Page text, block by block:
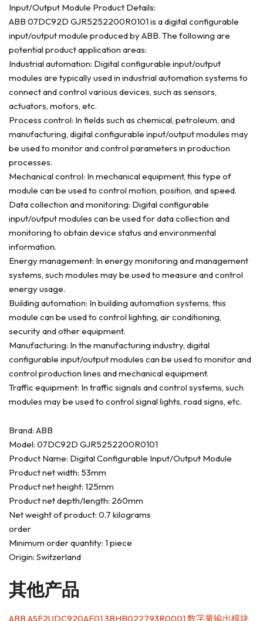
Input/Output Module Product Details:
ABB 07DC92D GJR5252200R0101 is a digital configurable
input/output module produced by ABB. The following are
potential product application areas:
Industrial automation: Digital configurable input/output
modules are typically used in industrial automation systems to
connect and control various devices, such as sensors,
actuators, motors, etc.
Process control: In fields such as chemical, petroleum, and
manufacturing, digital configurable input/output modules may
be used to monitor and control parameters in production
processes.
Mechanical control: In mechanical equipment, this type of
module can be used to control motion, position, and speed.
Data collection and monitoring: Digital configurable
input/output modules can be used for data collection and
monitoring to obtain device status and environmental
information.
Energy management: In energy monitoring and management
systems, such modules may be used to measure and control
energy usage.
Building automation: In building automation systems, this
module can be used to control lighting, air conditioning,
security and other equipment.
Manufacturing: In the manufacturing industry, digital
configurable input/output modules can be used to monitor and
control production lines and mechanical equipment.
Traffic equipment: In traffic signals and control systems, such
modules may be used to control signal lights, road signs, etc.
Brand: ABB
Model: 07DC92D GJR5252200R0101
Product Name: Digital Configurable Input/Output Module
Product net width: 53mm
Product net height: 125mm
Product net depth/length: 260mm
Net weight of product: 0.7 kilograms
order
Minimum order quantity: 1 piece
Origin: Switzerland
其他产品
ABB ASE2UDC920AE01 3BHB022793R0001 数字量输出模块